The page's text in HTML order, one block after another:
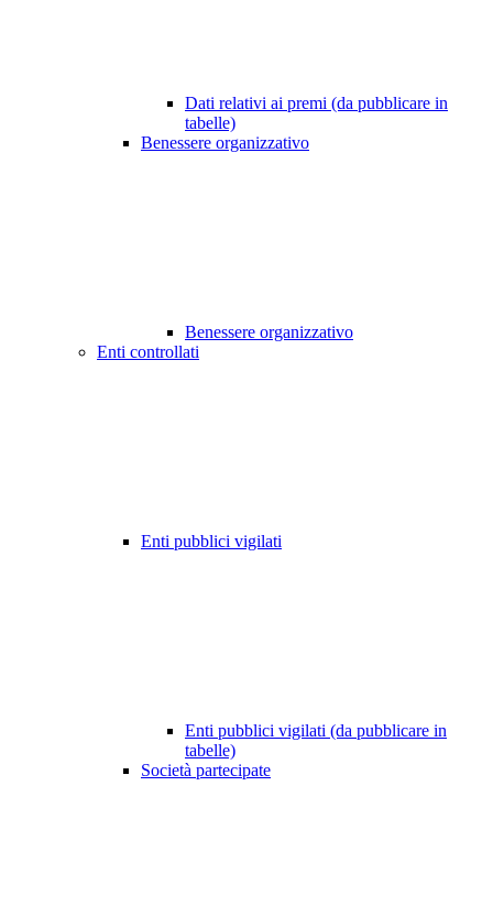
Dati relativi ai premi (da pubblicare in
tabelle)
Benessere organizzativo
Benessere organizzativo
Enti controllati
Enti pubblici vigilati
Enti pubblici vigilati (da pubblicare in
tabelle)
Società partecipate